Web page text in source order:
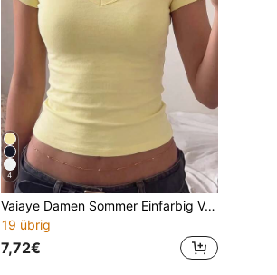
4
Vaiaye Damen Sommer Einfarbig V-Ausschnitt Kurzarm Sexy Taillenbetonend Y2K Weihnachten Neujahr Thanksgiving T-Shirt Lässig Gelb
19 übrig
7,72€